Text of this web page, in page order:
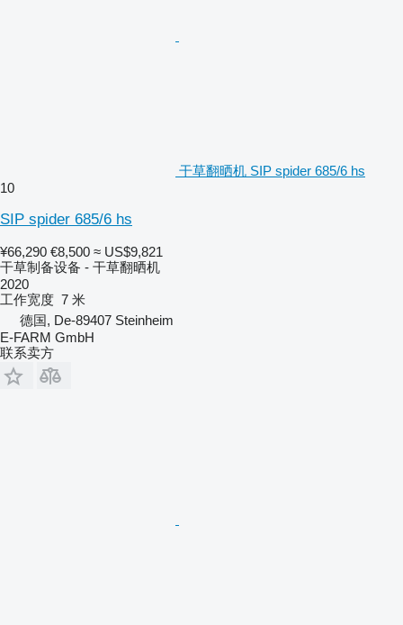
干草翻晒机 SIP spider 685/6 hs
10
SIP spider 685/6 hs
¥66,290 €8,500 ≈ US$9,821
干草制备设备 - 干草翻晒机
2020
工作宽度 7 米
德国, De-89407 Steinheim
E-FARM GmbH
联系卖方